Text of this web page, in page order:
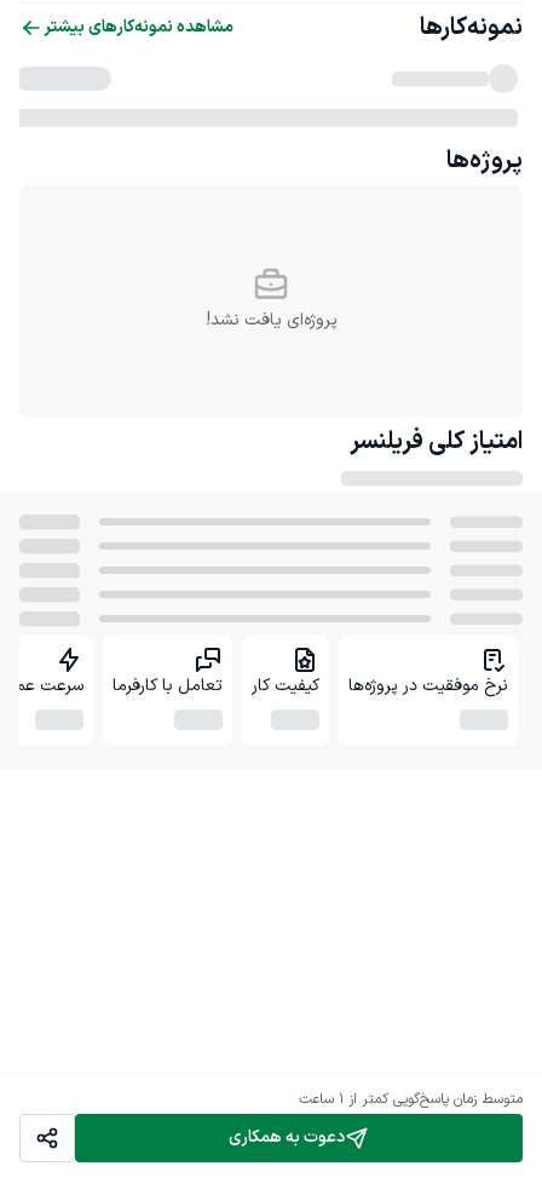
دعوت به همکاری
متوسط زمان پاسخ‌گویی کمتر از 1 ساعت
نمونه‌کارها مشاهده نمونه‌کارهای بیشتر
پروژه‌ها
پروژه‌ای یافت نشد!
امتیاز کلی فریلنسر
نرخ موفقیت در پروژه‌ها کیفیت کار تعامل با کارفرما سرعت عمل